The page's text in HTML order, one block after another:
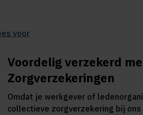
voor
Voordelig verzekerd
Zorgverzekeringen
Omdat je werkgever of
collectieve zorgverzekering bij